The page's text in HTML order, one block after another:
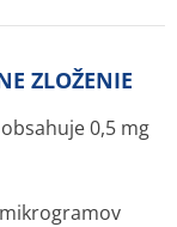
ZLOŽENIE
0,5 mg